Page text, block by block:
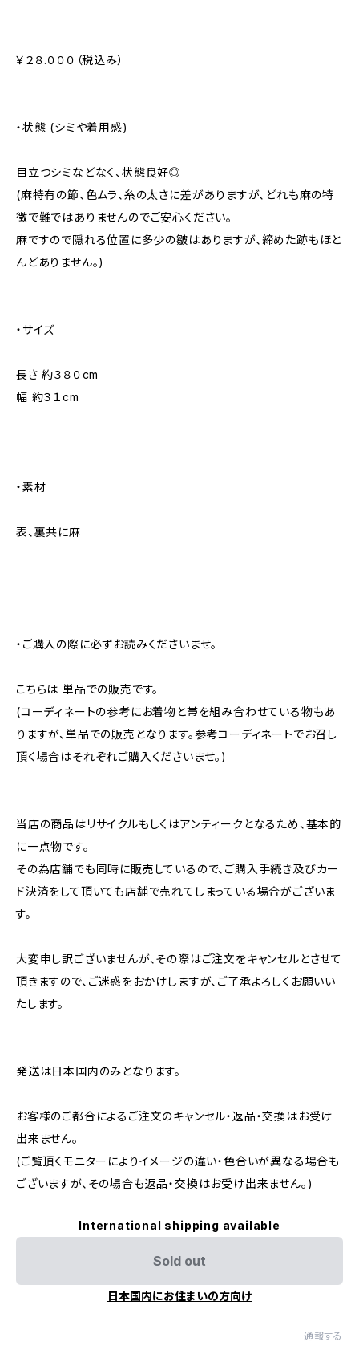
￥２８.０００（税込み）
・状態 (シミや着用感)
目立つシミなどなく、状態良好◎
(麻特有の節、色ムラ、糸の太さに差がありますが、どれも麻の特
徴で難ではありませんのでご安心ください。
麻ですので隠れる位置に多少の皺はありますが、締めた跡もほと
んどありません。)
・サイズ
長さ 約３８０cm
幅 約３１cm
・素材
表、裏共に麻
・ご購入の際に必ずお読みくださいませ。
こちらは 単品での販売です。
(コーディネートの参考にお着物と帯を組み合わせている物もあ
りますが、単品での販売となります。参考コーディネートでお召し
頂く場合はそれぞれご購入くださいませ。)
当店の商品はリサイクルもしくはアンティークとなるため、基本的
に一点物です。
その為店舗でも同時に販売しているので、ご購入手続き及びカー
ド決済をして頂いても店舗で売れてしまっている場合がございま
す。
大変申し訳ございませんが、その際はご注文をキャンセルとさせて
頂きますので、ご迷惑をおかけしますが、ご了承よろしくお願いい
たします。
発送は日本国内のみとなります。
お客様のご都合によるご注文のキャンセル・返品・交換はお受け
出来ません。
(ご覧頂くモニターによりイメージの違い・色合いが異なる場合も
ございますが、その場合も返品・交換はお受け出来ません。)
International shipping available
Sold out
日本国内にお住まいの方向け
通報する